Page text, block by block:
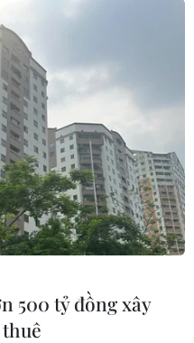
cũng yên tâm hơn
khi Bộ Tài nguyên
trường biển khu
bảo an toàn./.
(TTXVN/Vietnam+)
500 tỷ đồng xây